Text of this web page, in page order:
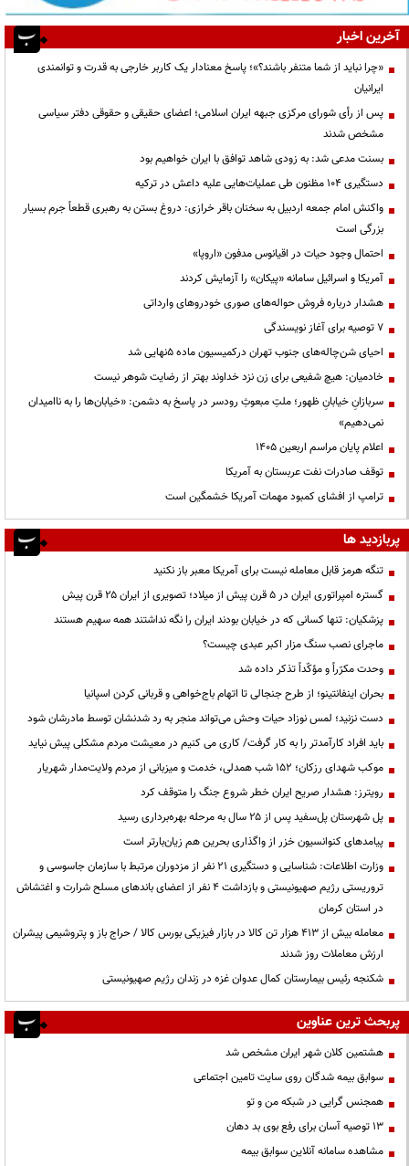
آخرین اخبار
«چرا نباید از شما متنفر باشند؟»؛ پاسخ معنادار یک کاربر خارجی به قدرت و توانمندی
ایرانیان
پس از رأی شورای مرکزی جبهه ایران اسلامی؛ اعضای حقیقی و حقوقی دفتر سیاسی
مشخص شدند
بسنت مدعی شد: به زودی شاهد توافق با ایران خواهیم بود
دستگیری ۱۰۴ مظنون طی عملیات‌هایی علیه داعش در ترکیه
واکنش امام جمعه اردبیل به سخنان باقر خرازی: دروغ بستن به رهبری قطعاً جرم بسیار
بزرگی است
احتمال وجود حیات در اقیانوس مدفون «اروپا»
آمریکا و اسرائیل سامانه «پیکان» را آزمایش کردند
هشدار درباره فروش حواله‌های صوری خودروهای وارداتی
۷ توصیه برای آغاز نویسندگی
احیای شن‌چاله‌های جنوب تهران درکمیسیون ماده ۵نهایی شد
خادمیان: هیچ شفیعی برای زن نزد خداوند بهتر از رضایت شوهر نیست
سربازانِ خیابانِ ظهور؛ ملتِ مبعوثِ رودسر در پاسخ به دشمن: «خیابان‌ها را به ناامیدان
نمی‌دهیم»
اعلام پایان مراسم اربعین ۱۴۰۵
توقف صادرات نفت عربستان به آمریکا
ترامپ از افشای کمبود مهمات آمریکا خشمگین است
پربازدید ها
تنگه هرمز قابل معامله نیست برای آمریکا معبر باز نکنید
گستره امپراتوری ایران در ۵ قرن پیش از میلاد؛ تصویری از ایران ۲۵ قرن پیش
پزشکیان: تنها کسانی که در خیابان بودند ایران را نگه نداشتند همه سهیم هستند
ماجرای نصب سنگ مزار اکبر عبدی چیست؟
وحدت مکرّراً و مؤکّداً تذکر داده شد
بحران اینفانتینو؛ از طرح جنجالی تا اتهام باج‌خواهی و قربانی کردن اسپانیا
دست نزنید؛ لمس نوزاد حیات وحش می‌تواند منجر به رد شدنشان توسط مادرشان شود
باید افراد کارآمدتر را به کار گرفت/ کاری می کنیم در معیشت مردم مشکلی پیش نیاید
موکب شهدای رزکان؛ ۱۵۲ شب همدلی، خدمت و میزبانی از مردم ولایت‌مدار شهریار
رویترز: هشدار صریح ایران خطر شروع جنگ را متوقف کرد
پل شهرستان پل‌سفید پس از ۲۵ سال به مرحله بهره‌برداری رسید
پیامدهای کنوانسیون خزر از واگذاری بحرین هم زیان‌بارتر است
وزارت اطلاعات: شناسایی و دستگیری ۲۱ نفر از مزدوران مرتبط با سازمان جاسوسی و
تروریستی رژیم صهیونیستی و بازداشت ۴ نفر از اعضای باندهای مسلح شرارت و اغتشاش
در استان کرمان
معامله بیش از ۴۱۳ هزار تن کالا در بازار فیزیکی بورس کالا / حراج باز و پتروشیمی پیشران
ارزش معاملات روز شدند
شکنجه رئیس بیمارستان کمال عدوان غزه در زندان رژیم صهیونیستی
پربحث ترین عناوین
هشتمین کلان شهر ایران مشخص شد
سوابق بیمه شدگان روی سایت تامین اجتماعی
همجنس گرایی در شبکه من و تو
13 توصیه آسان برای رفع بوی بد دهان
مشاهده سامانه آنلاين سوابق بیمه